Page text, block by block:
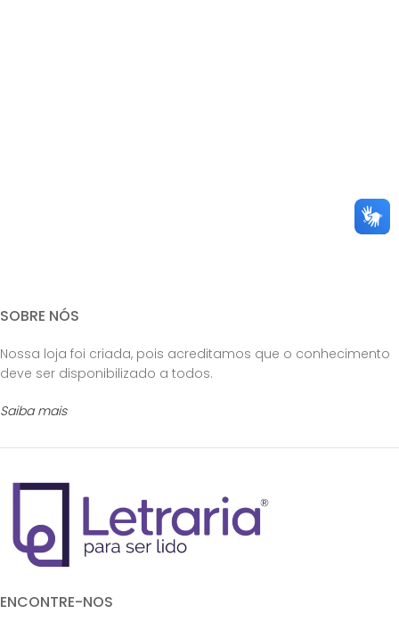
SOBRE NÓS
Nossa loja foi criada, pois acreditamos que o conhecimento
deve ser disponibilizado a todos.
Saiba mais
ENCONTRE-NOS